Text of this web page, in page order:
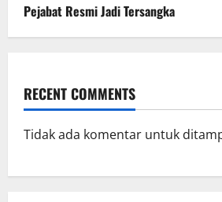
Pejabat Resmi Jadi Tersangka
RECENT COMMENTS
Tidak ada komentar untuk